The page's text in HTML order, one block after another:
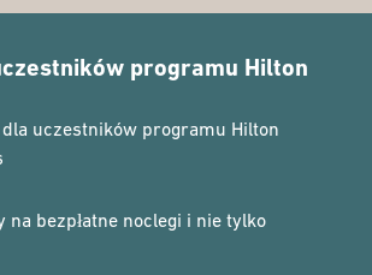
programu Hilton
dla uczestników programu Hilton
na bezpłatne noclegi i nie tylko